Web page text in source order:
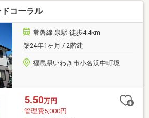
コーラル
常磐線 泉駅 徒歩4.4km
築24年1ヶ月 / 2階建
福島県いわき市小名浜中町境
5.50万円
管理費5,000円